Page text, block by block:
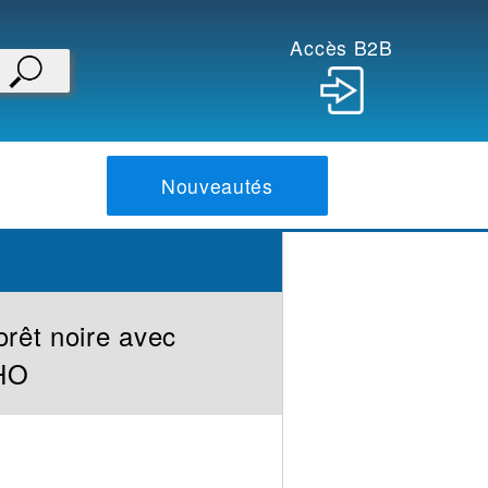
Accès B2B
Nouveautés
noire avec